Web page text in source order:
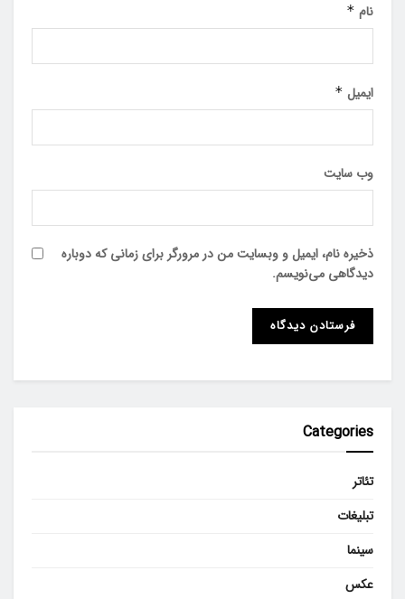
نام *
ایمیل *
وب‌ سایت
ذخیره نام، ایمیل و وبسایت من در مرورگر برای زمانی که دوباره
دیدگاهی می‌نویسم.
Categories
تئاتر
تبلیغات
سینما
عکس